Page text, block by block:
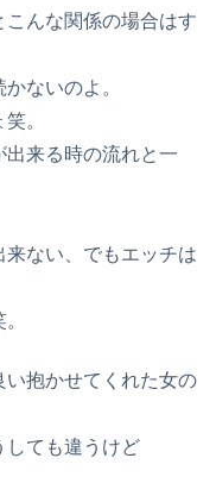
んな関係の場合はす
ないのよ。
。
来る時の流れと一
来ない、でもエッチは
抱かせてくれた女の
しても違うけど